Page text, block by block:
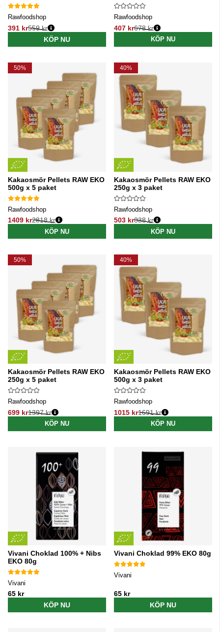
Rawfoodshop
391 kr
Ordinarie pris:
559 kr
KÖP NU
Rawfoodshop
407 kr
Ordinarie pris:
678 kr
KÖP NU
50%
Kakaosmör Pellets RAW EKO
500g x 5 paket
Rawfoodshop
1409 kr
Ordinarie pris:
2818 kr
KÖP NU
40%
Kakaosmör Pellets RAW EKO
250g x 3 paket
Rawfoodshop
503 kr
Ordinarie pris:
838 kr
KÖP NU
50%
Kakaosmör Pellets RAW EKO
250g x 5 paket
Rawfoodshop
699 kr
Ordinarie pris:
1397 kr
KÖP NU
40%
Kakaosmör Pellets RAW EKO
500g x 3 paket
Rawfoodshop
1015 kr
Ordinarie pris:
1691 kr
KÖP NU
Vivani Choklad 100% + Nibs
EKO 80g
Vivani
65 kr
KÖP NU
Vivani Choklad 99% EKO 80g
Vivani
65 kr
KÖP NU